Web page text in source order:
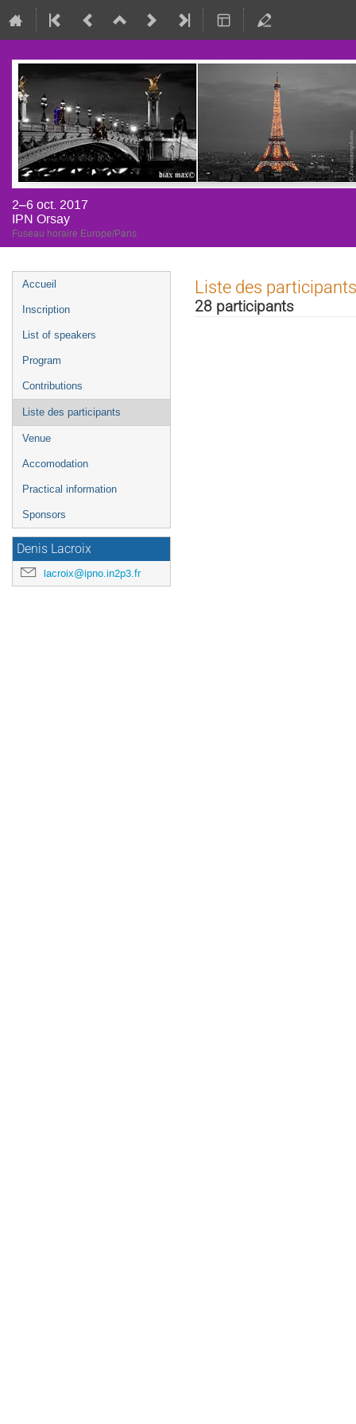
2–6 oct. 2017
IPN Orsay
Fuseau horaire Europe/Paris
Menu
de
Accueil
Inscription
List of speakers
Program
Contributions
Liste des participants
Venue
Accomodation
Practical information
Sponsors
Denis Lacroix
lacroix@ipno.in2p3.fr
Liste des participants
28 participants